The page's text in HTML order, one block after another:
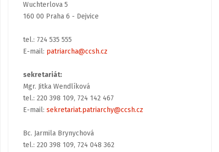
Wuchterlova 5
160 00 Praha 6 - Dejvice
tel.: 724 535 555
E-mail: patriarcha@ccsh.cz
sekretariát:
Mgr. Jitka Wendlíková
tel.: 220 398 109, 724 142 467
E-mail: sekretariat.patriarchy@ccsh.cz
Bc. Jarmila Brynychová
tel.: 220 398 109, 724 048 362